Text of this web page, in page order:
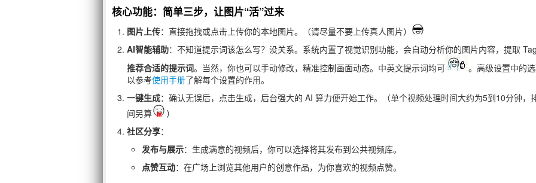
核心功能：简单三步，让图片“活”过来
图片上传：直接拖拽或点击上传你的本地图片。（请尽量不要上传真人图片）
AI智能辅助：不知道提示词该怎么写？没关系。系统内置了视觉识别功能，会自动分析你的图片内容，提取
推荐合适的提示词。当然，你也可以手动修改，精准控制画面动态。中英文提示词均可
。高级设置中的
以参考使用手册了解每个设置的作用。
一键生成：确认无误后，点击生成，后台强大的 AI 算力便开始工作。（单个视频处理时间大约为5到10分钟，
间另算
）
社区分享：
发布与展示：生成满意的视频后，你可以选择将其发布到公共视频库。
点赞互动：在广场上浏览其他用户的创意作品，为你喜欢的视频点赞。